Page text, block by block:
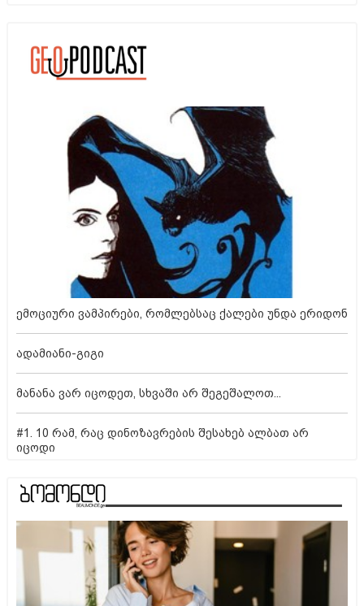
ემოციური ვამპირები, რომლებსაც ქალები უნდა ერიდონ
ადამიანი-გიგი
მანანა ვარ იცოდეთ, სხვაში არ შეგეშალოთ...
#1. 10 რამ, რაც დინოზავრების შესახებ ალბათ არ
იცოდი